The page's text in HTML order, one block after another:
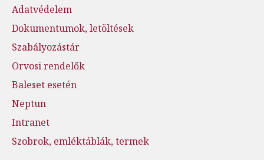
Adatvédelem
Dokumentumok, letöltések
Szabályozástár
Orvosi rendelők
Baleset esetén
Neptun
Intranet
Szobrok, emléktáblák, termek